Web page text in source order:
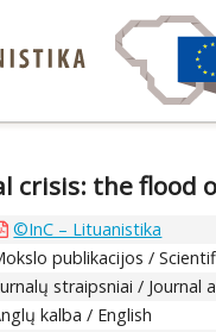
crisis: the flood
©InC – Lituanistika
publikacijos /
straipsniai / Journal
kalba / English